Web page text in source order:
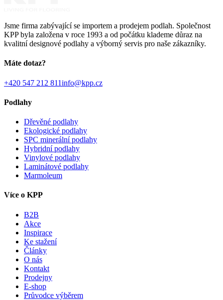
Jsme firma zabývající se importem a prodejem podlah. Společnost
KPP byla založena v roce 1993 a od počátku klademe důraz na
kvalitní designové podlahy a výborný servis pro naše zákazníky.
Máte dotaz?
+420 547 212 811info@kpp.cz
Podlahy
Dřevěné podlahy
Ekologické podlahy
SPC minerální podlahy
Hybridní podlahy
Vinylové podlahy
Laminátové podlahy
Marmoleum
Více o KPP
B2B
Akce
Inspirace
Ke stažení
Články
O nás
Kontakt
Prodejny
E-shop
Průvodce výběrem